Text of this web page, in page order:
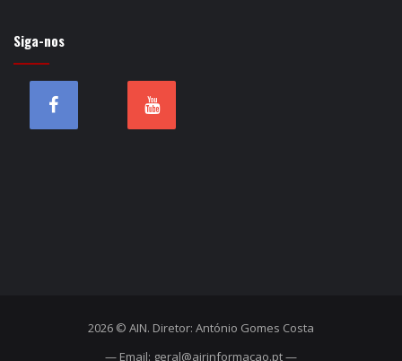
Siga-nos
2026 © AIN. Diretor: António Gomes Costa
— Email: geral@airinformacao.pt —